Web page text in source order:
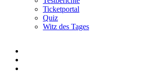
Ticketportal
Quiz
Witz des Tages